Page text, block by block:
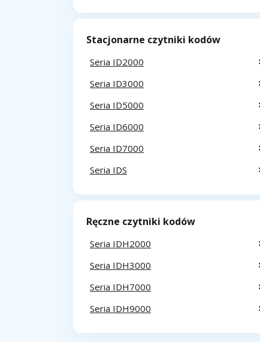
Stacjonarne czytniki kodów
Seria ID2000
Seria ID3000
Seria ID5000
Seria ID6000
Seria ID7000
Seria IDS
Ręczne czytniki kodów
Seria IDH2000
Seria IDH3000
Seria IDH7000
Seria IDH9000